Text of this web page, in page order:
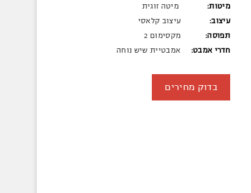
מיטות:
מיטה זוגית
עיצוב:
עיצוב קלאסי
תפוסה:
מקסימום 2
חדרי אמבט:
אמבטיית שיש נוחה
בדוק מחירים